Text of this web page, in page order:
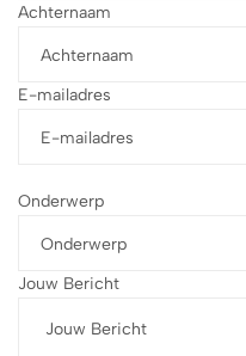
Achternaam
E-mailadres
Onderwerp
Jouw Bericht